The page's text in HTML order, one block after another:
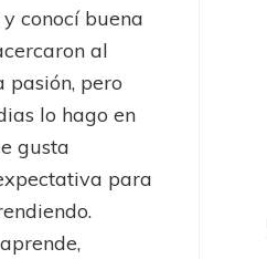
conocí buena
al
pasión, pero
lo hago en
gusta
para
celebró el bicampeonato